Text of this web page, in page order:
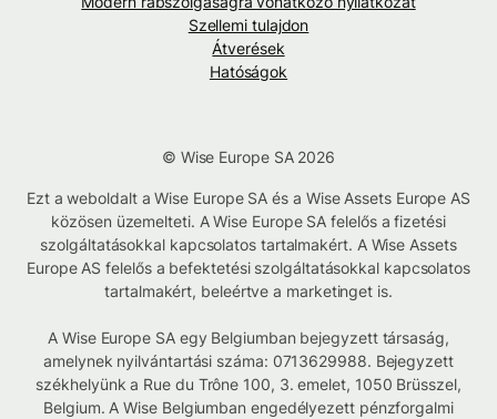
Szellemi tulajdon
Átverések
Hatóságok
© Wise Europe SA 2026
Ezt a weboldalt a Wise Europe SA és a Wise Assets Europe AS
közösen üzemelteti. A Wise Europe SA felelős a fizetési
szolgáltatásokkal kapcsolatos tartalmakért. A Wise Assets
Europe AS felelős a befektetési szolgáltatásokkal kapcsolatos
tartalmakért, beleértve a marketinget is.
A Wise Europe SA egy Belgiumban bejegyzett társaság,
amelynek nyilvántartási száma: 0713629988. Bejegyzett
székhelyünk a Rue du Trône 100, 3. emelet, 1050 Brüsszel,
Belgium. A Wise Belgiumban engedélyezett pénzforgalmi